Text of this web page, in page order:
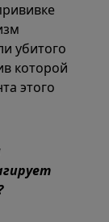
убитого
которой
этого